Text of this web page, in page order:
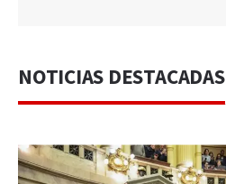
NOTICIAS DESTACADAS